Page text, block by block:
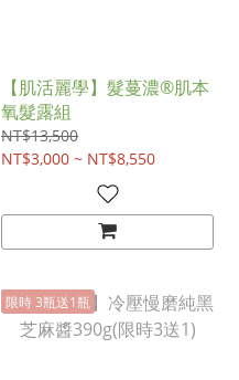
【肌活麗學】髮蔓濃®肌本
氧髮露組
NT$13,500
NT$3,000 ~ NT$8,550
限時 3瓶送1瓶